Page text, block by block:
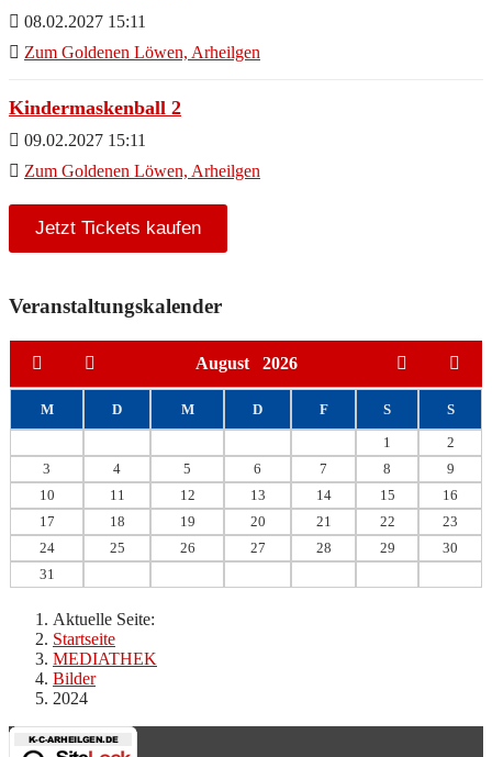
08.02.2027 15:11
Zum Goldenen Löwen, Arheilgen
Kindermaskenball 2
09.02.2027 15:11
Zum Goldenen Löwen, Arheilgen
Jetzt Tickets kaufen
Veranstaltungskalender
August 2026
M D M D F S
S
1
2
3
4 5 6 7 8
9
10
11 12 13 14 15
16
17
18 19 20 21 22
23
24
25 26 27 28 29
30
31
Aktuelle Seite:
Startseite
MEDIATHEK
Bilder
2024